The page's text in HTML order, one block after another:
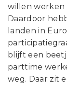
willen werken
Daardoor
landen in
blijft een
parttime
weg. Daar zit